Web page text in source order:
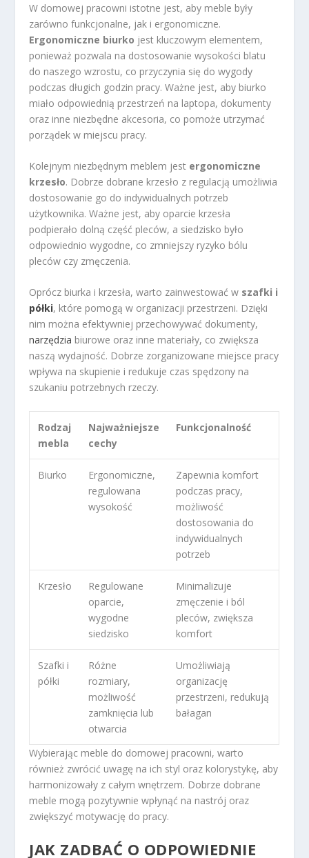
W domowej pracowni istotne jest, aby meble były
zarówno funkcjonalne, jak i ergonomiczne.
Ergonomiczne biurko jest kluczowym elementem,
ponieważ pozwala na dostosowanie wysokości blatu
do naszego wzrostu, co przyczynia się do wygody
podczas długich godzin pracy. Ważne jest, aby biurko
miało odpowiednią przestrzeń na laptopa, dokumenty
oraz inne niezbędne akcesoria, co pomoże utrzymać
porządek w miejscu pracy.
Kolejnym niezbędnym meblem jest ergonomiczne
krzesło. Dobrze dobrane krzesło z regulacją umożliwia
dostosowanie go do indywidualnych potrzeb
użytkownika. Ważne jest, aby oparcie krzesła
podpierało dolną część pleców, a siedzisko było
odpowiednio wygodne, co zmniejszy ryzyko bólu
pleców czy zmęczenia.
Oprócz biurka i krzesła, warto zainwestować w szafki i
półki, które pomogą w organizacji przestrzeni. Dzięki
nim można efektywniej przechowywać dokumenty,
narzędzia biurowe oraz inne materiały, co zwiększa
naszą wydajność. Dobrze zorganizowane miejsce pracy
wpływa na skupienie i redukuje czas spędzony na
szukaniu potrzebnych rzeczy.
Rodzaj
mebla
Najważniejsze
cechy
Funkcjonalność
Biurko
Ergonomiczne,
regulowana
wysokość
Zapewnia komfort
podczas pracy,
możliwość
dostosowania do
indywidualnych
potrzeb
Krzesło
Regulowane
oparcie,
wygodne
siedzisko
Minimalizuje
zmęczenie i ból
pleców, zwiększa
komfort
Szafki i
półki
Różne
rozmiary,
możliwość
zamknięcia lub
otwarcia
Umożliwiają
organizację
przestrzeni, redukują
bałagan
Wybierając meble do domowej pracowni, warto
również zwrócić uwagę na ich styl oraz kolorystykę, aby
harmonizowały z całym wnętrzem. Dobrze dobrane
meble mogą pozytywnie wpłynąć na nastrój oraz
zwiększyć motywację do pracy.
JAK ZADBAĆ O ODPOWIEDNIE